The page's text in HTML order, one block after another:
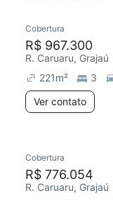
Cobertura
R$ 967.300
R. Caruaru, Grajaú
221m² 3
Ver contato
Cobertura
R$ 776.054
R. Caruaru, Grajaú